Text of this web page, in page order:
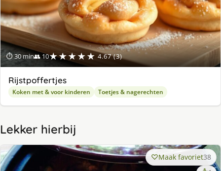
⏱ 30 min👥 10★★★★★ 4.67 (3)
Rijstpoffertjes
Koken met & voor kinderen Toetjes & nagerechten
Lekker hierbij
Maak favoriet38